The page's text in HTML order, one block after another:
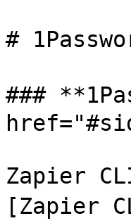
#
###
Zapier CLI
[Zapier